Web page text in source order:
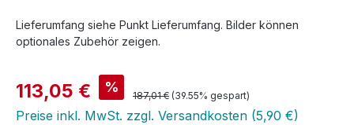
Lieferumfang siehe Punkt Lieferumfang. Bilder können
optionales Zubehör zeigen.
Verkaufspreis:
113,05 € % Regulärer Preis:
187,01 € (39.55% gespart)
Preise inkl. MwSt. zzgl. Versandkosten (5,90 €)